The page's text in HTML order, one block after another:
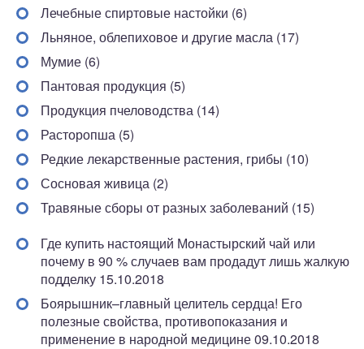
Лечебные спиртовые настойки (6)
Льняное, облепиховое и другие масла (17)
Мумие (6)
Пантовая продукция (5)
Продукция пчеловодства (14)
Расторопша (5)
Редкие лекарственные растения, грибы (10)
Сосновая живица (2)
Травяные сборы от разных заболеваний (15)
Где купить настоящий Монастырский чай или
почему в 90 % случаев вам продадут лишь жалкую
подделку 15.10.2018
Боярышник–главный целитель сердца! Его
полезные свойства, противопоказания и
применение в народной медицине 09.10.2018